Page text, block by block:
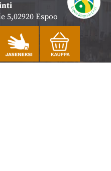
5,02920 Espoo
kartalla